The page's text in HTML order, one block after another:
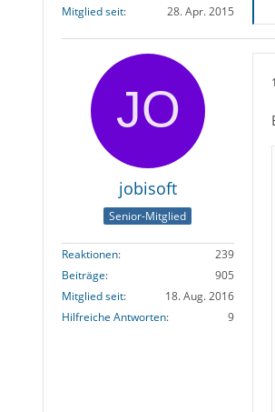
Mitglied seit
28. Apr. 2015
jobisoft
Senior-Mitglied
Reaktionen
239
Beiträge
905
Mitglied seit
18. Aug. 2016
Hilfreiche Antworten
9